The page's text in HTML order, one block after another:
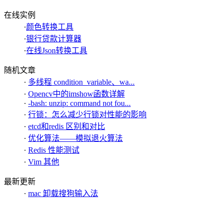
在线实例
·颜色转换工具
·银行贷款计算器
·在线Json转换工具
随机文章
· 多线程 condition_variable、wa...
· Opencv中的imshow函数详解
· -bash: unzip: command not fou...
· 行锁：怎么减少行锁对性能的影响
· etcd和redis 区别和对比
· 优化算法——模拟退火算法
· Redis 性能测试
· Vim 其他
最新更新
· mac 卸载搜狗输入法